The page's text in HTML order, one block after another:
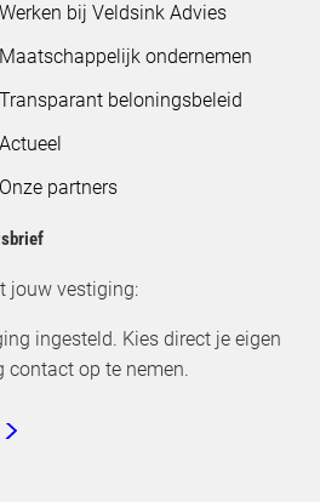
Werken bij Veldsink Advies
Maatschappelijk ondernemen
Transparant beloningsbeleid
Actueel
Onze partners
jouw vestiging:
ingesteld. Kies direct je eigen
contact op te nemen.